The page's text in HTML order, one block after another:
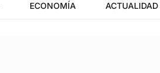
ECONOMÍA ACTUALIDAD